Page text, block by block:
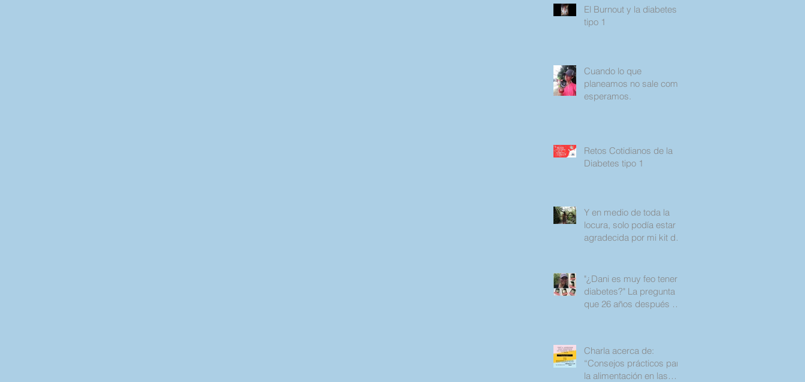
El Burnout y la diabetes
tipo 1
Cuando lo que
planeamos no sale como
esperamos.
Retos Cotidianos de la
Diabetes tipo 1
Y en medio de toda la
locura, solo podía estar
agradecida por mi kit de
"¿Dani es muy feo tener
diabetes?" La pregunta
que 26 años después no
Charla acerca de:
“Consejos prácticos para
la alimentación en las